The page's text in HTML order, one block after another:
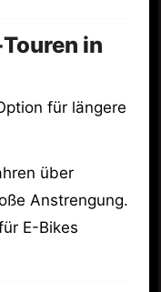
in
für längere
über
Anstrengung.
E-Bikes